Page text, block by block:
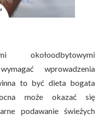
okołoodbytowymi
wprowadzenia
to być dieta bogata
może okazać się
podawanie świeżych